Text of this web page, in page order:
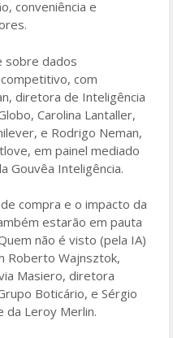
conveniência e
sobre dados
com
diretora de Inteligência
Carolina Lantaller,
e Rodrigo Neman,
em painel mediado
Gouvêa Inteligência.
compra e o impacto da
estarão em pauta
não é visto (pela IA)
Roberto Wajnsztok,
Masiero, diretora
Boticário, e Sérgio
da Leroy Merlin.